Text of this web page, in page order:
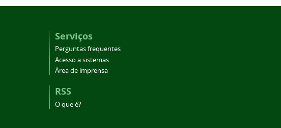
Serviços
Perguntas frequentes
Acesso a sistemas
Área de imprensa
RSS
O que é?